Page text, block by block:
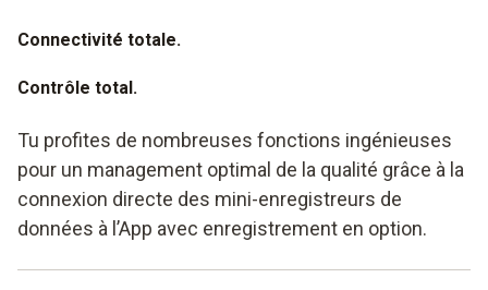
Connectivité totale.
Contrôle total.
Tu profites de nombreuses fonctions ingénieuses
pour un management optimal de la qualité grâce à la
connexion directe des mini-enregistreurs de
données à l’App avec enregistrement en option.